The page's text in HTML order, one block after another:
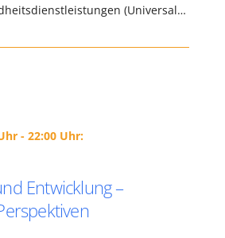
(Universal…
- 22:00 Uhr:
Entwicklung –